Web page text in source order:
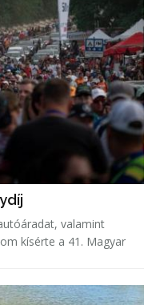
valamint
kísérte a 41. Magyar